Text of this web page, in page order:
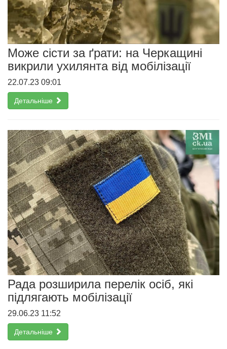
Може сісти за ґрати: на Черкащині
викрили ухилянта від мобілізації
22.07.23 09:01
Детальніше
Рада розширила перелік осіб, які
підлягають мобілізації
29.06.23 11:52
Детальніше